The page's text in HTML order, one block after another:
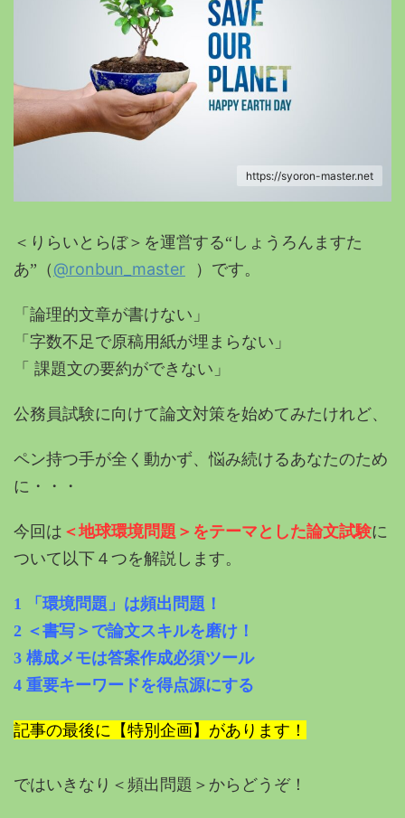
https://syoron-master.net
＜りらいとらぼ＞を運営する“しょうろんますた
あ”（ @ronbun_master ）です。
「論理的文章が書けない」
「字数不足で原稿用紙が埋まらない」
「 課題文の要約ができない」
公務員試験に向けて論文対策を始めてみたけれど、
ペン持つ手が全く動かず、悩み続けるあなたのため
に・・・
今回は ＜地球環境問題＞をテーマとした論文試験に
ついて以下４つを解説します。
1 「環境問題」は頻出問題！
2 ＜書写＞で論文スキルを磨け！
3 構成メモは答案作成必須ツール
4 重要キーワードを得点源にする
記事の最後に【特別企画】があります！
ではいきなり＜頻出問題＞から どうぞ！